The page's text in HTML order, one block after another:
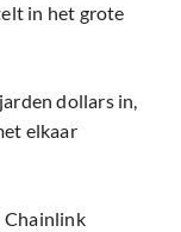
in het grote
dollars in,
elkaar
Chainlink